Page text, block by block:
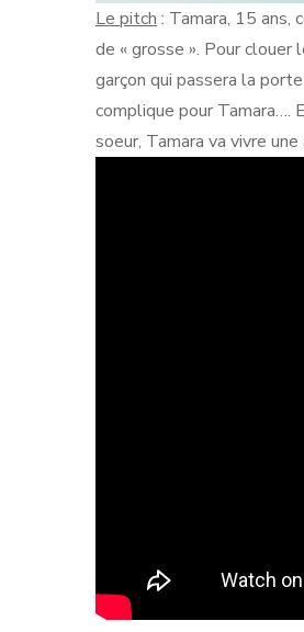
Le pitch : Tamara, 15 ans,
de « grosse ». Pour
garçon qui passera la
complique pour Tamara….
soeur, Tamara va vivre